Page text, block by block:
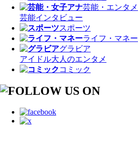
芸能・エンタメ
芸能インタビュー
スポーツ
ライフ・マネー
グラビア
アイドル大人のエンタメ
コミック